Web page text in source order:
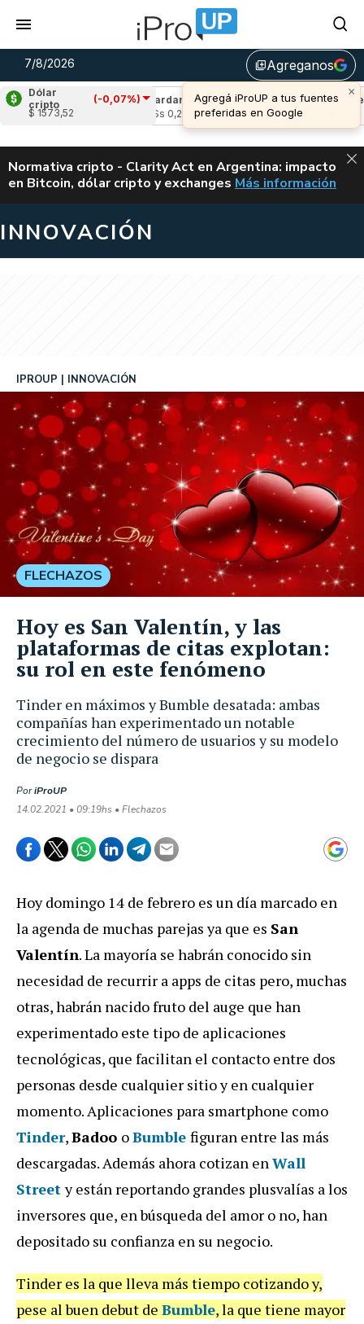
7/8/2026 library_addAgreganos
×
Agregá iProUP a tus fuentes
preferidas en Google
Dólar
cripto
(-0,07%)
$ 1573,52
Cardano
(-3,06%)
u$s 0,20
Avalanche
(-
u$s 6,40
ALERTA
Normativa cripto - Clarity Act en Argentina: impacto
en Bitcoin, dólar cripto y exchanges CLARITY ACT EN
Más información
INNOVACIÓN
Tinder en máximos y Bumble desatada: ambas
compañías han experimentado un notable
crecimiento del número de usuarios y su modelo
de negocio se dispara
IPROUP INNOVACIÓN
PoriProUP
14.02.2021 • 09:19hs • Flechazos
FLECHAZOS
Hoy es San Valentín, y las
plataformas de citas explotan:
su rol en este fenómeno
Hoy domingo 14 de febrero es un día marcado en
la agenda de muchas parejas ya que es San
Valentín. La mayoría se habrán conocido sin
necesidad de recurrir a apps de citas pero, muchas
otras, habrán nacido fruto del auge que han
experimentado este tipo de aplicaciones
tecnológicas, que facilitan el contacto entre dos
personas desde cualquier sitio y en cualquier
momento. Aplicaciones para smartphone como
Tinder,Badoo oBumble figuran entre las más
descargadas. Además ahora cotizan enWall
Streety están reportando grandes plusvalías a los
inversores que, en búsqueda del amor o no, han
depositado su confianza en su negocio.
Tinder es la que lleva más tiempo cotizando y,
pese al buen debut de Bumble, la que tiene mayor